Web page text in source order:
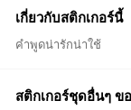
เกี่ยวกับสติกเกอร์นี้
คำพูดน่ารักน่าใช้
สติกเกอร์ชุดอื่นๆ ข